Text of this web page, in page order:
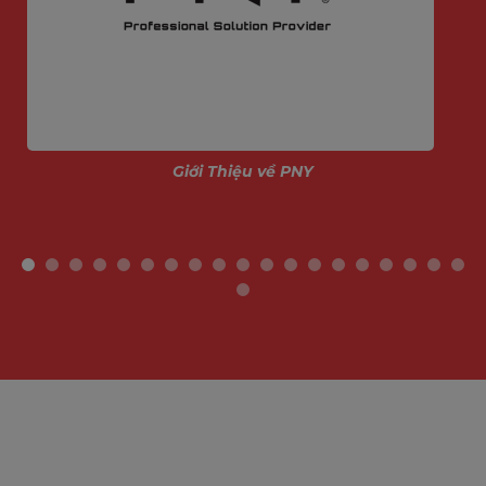
Giới Thiệu về PNY